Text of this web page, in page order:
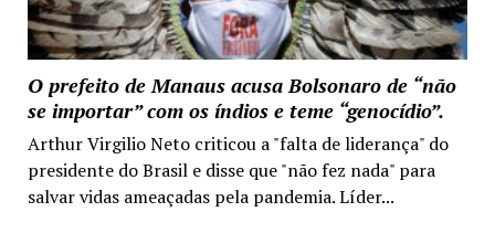
O prefeito de Manaus acusa Bolsonaro de “não
se importar” com os índios e teme “genocídio”.
Arthur Virgilio Neto criticou a "falta de liderança" do
presidente do Brasil e disse que "não fez nada" para
salvar vidas ameaçadas pela pandemia. Líder...